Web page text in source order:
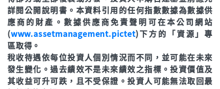
詳閱公開說明書。本資料引用的任何指數數據為數據供
應商的財產。數據供應商免責聲明可在本公司網站
(www.assetmanagement.pictet)下方的「資源」專
區取得。
稅收待遇依每位投資人個別情況而不同，並可能在未來
發生變化。過去績效不是未來績效之指標。投資價值及
其收益可升可跌，且不受保證。投資人可能無法取回最